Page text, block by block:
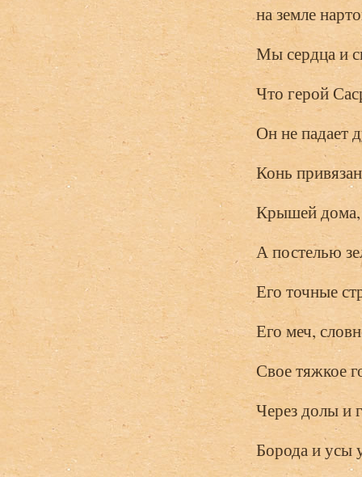
на земле
Мы сердца и
Что герой
Он не падает
Конь
Крышей дома,
А постелью
Его точные
Его меч,
Свое тяжкое
Через долы и
Борода и усы